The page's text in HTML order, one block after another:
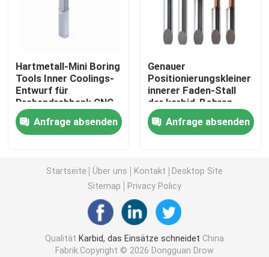
Karbid-Bohren-Werkzeuge
Hartmetall-Material
Karbidprägeeinsätze
Karbid, das Einsätze verlegt
Abgeschnittene Einsätze
Hartmetall-Mini Boring
Tools Inner Coolings-
Entwurf für
Drehendrehbank CNC
Anfrage absenden
Genauer
Positionierungskleiner
innerer Faden-Stall
der karbid-Bohren-
Werkzeug-MTHR A60
Anfrage absenden
Startseite Über uns Kontakt
Desktop Site
Sitemap
Privacy Policy
Qualität Karbid, das Einsätze schneidet China
Fabrik.Copyright © 2026 Dongguan Drow